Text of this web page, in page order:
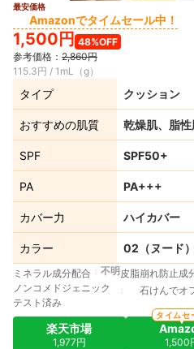
最安価格
Amazonでタイムセール中！
1,500円 48%OFF
参考価格： 2,860円
115.3円 / 1mL（g）
タイプ クッション
おすすめの肌質 乾燥肌、脂
SPF SPF50+
PA PA+++
カバー力 ハイカバー
カラー 02（ヌード）
ミネラル成分配合 不明皮脂崩れ防止成
ノンコメドジェニック
テスト済み
石けんでオ
楽天市場
1,977円 1,500
タイムセ